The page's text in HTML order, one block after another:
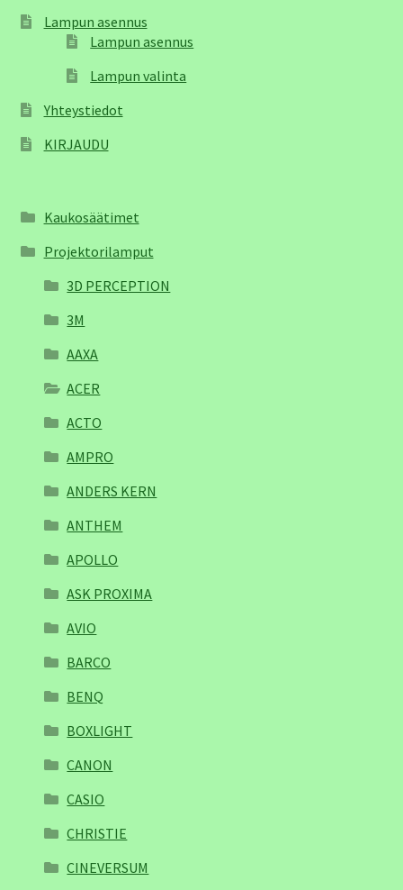
Lampun asennus
Lampun asennus
Lampun valinta
Yhteystiedot
KIRJAUDU
Kaukosäätimet
Projektorilamput
3D PERCEPTION
3M
AAXA
ACER
ACTO
AMPRO
ANDERS KERN
ANTHEM
APOLLO
ASK PROXIMA
AVIO
BARCO
BENQ
BOXLIGHT
CANON
CASIO
CHRISTIE
CINEVERSUM